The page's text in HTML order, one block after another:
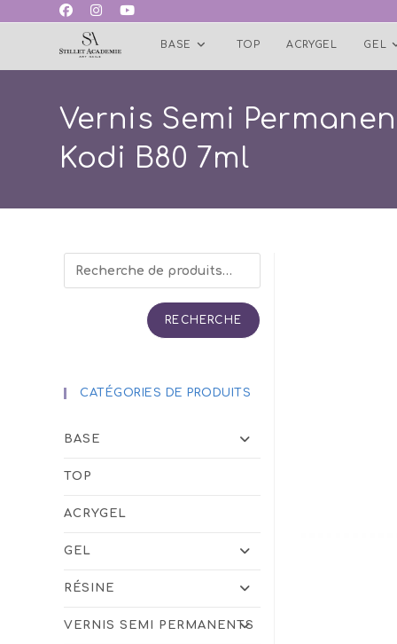
BASE TOP ACRYGEL GEL
Vernis Semi
Kodi B80 7ml
RECHERCHE
CATÉGORIES DE PRODUITS
BASE
TOP
ACRYGEL
GEL
RÉSINE
VERNIS SEMI PERMANENTS